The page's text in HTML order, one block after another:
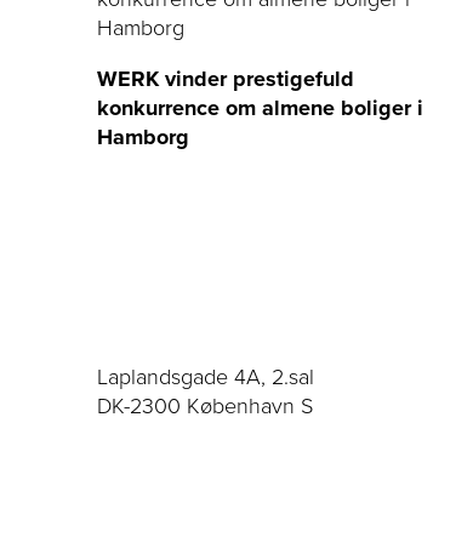
WERK vinder prestigefuld
konkurrence om almene boliger i
Hamborg
Laplandsgade 4A, 2.sal
DK-2300 København S